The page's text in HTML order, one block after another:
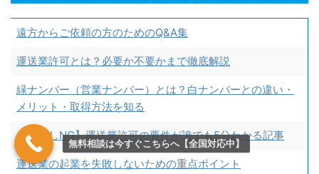
遠方からご依頼の方のためのQ&A集
運送業許可とは？必要か不要かまで徹底解説
緑ナンバー（営業ナンバー）とは？白ナンバーとの違い・
メリット・取得方法を知る
【見逃しNG】運送業許可の要件が誰でも5分わかる記事
運送業の起業を失敗しないための重点ポイント
無料相談は今すぐこちらへ【全国対応中】